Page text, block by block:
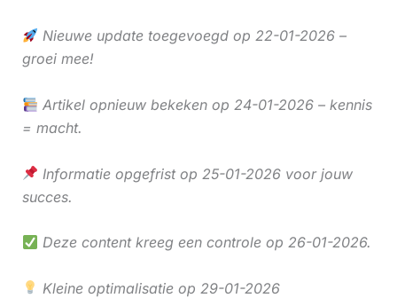
Nieuwe update toegevoegd op 22-01-2026 –
groei mee!
Artikel opnieuw bekeken op 24-01-2026 – kennis
= macht.
Informatie opgefrist op 25-01-2026 voor jouw
succes.
Deze content kreeg een controle op 26-01-2026.
Kleine optimalisatie op 29-01-2026